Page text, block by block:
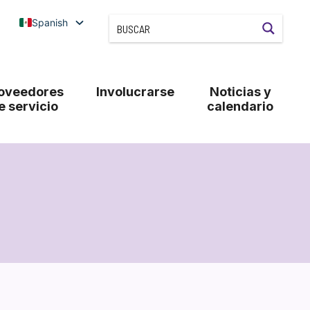
Spanish
servicio
Involucrarse
Noticias y
calendario